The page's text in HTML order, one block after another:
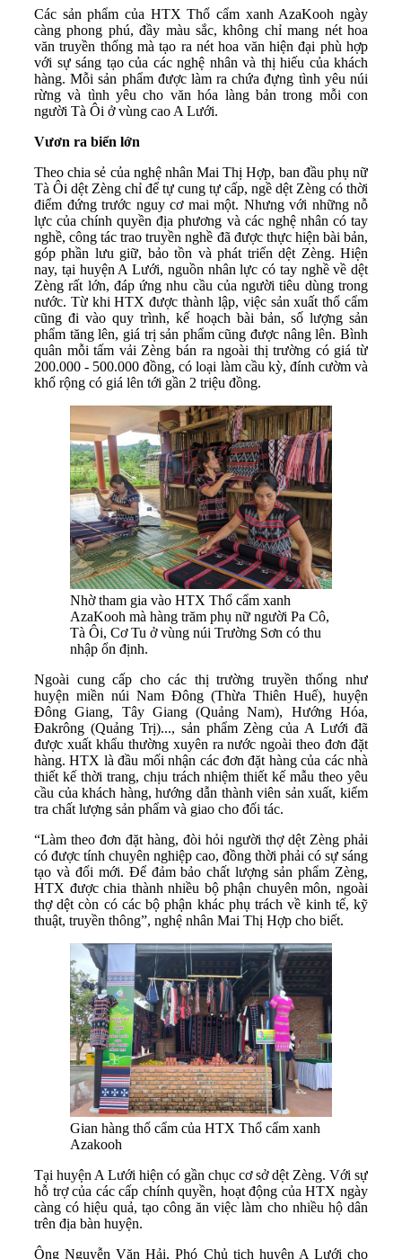
Các sản phẩm của HTX Thổ cẩm xanh AzaKooh ngày
càng phong phú, đầy màu sắc, không chỉ mang nét hoa
văn truyền thống mà tạo ra nét hoa văn hiện đại phù hợp
với sự sáng tạo của các nghệ nhân và thị hiếu của khách
hàng. Mỗi sản phẩm được làm ra chứa đựng tình yêu núi
rừng và tình yêu cho văn hóa làng bản trong mỗi con
người Tà Ôi ở vùng cao A Lưới.
Vươn ra biển lớn
Theo chia sẻ của nghệ nhân Mai Thị Hợp, ban đầu phụ nữ
Tà Ôi dệt Zèng chỉ để tự cung tự cấp, ngề dệt Zèng có thời
điểm đứng trước nguy cơ mai một. Nhưng với những nỗ
lực của chính quyền địa phương và các nghệ nhân có tay
nghề, công tác trao truyền nghề đã được thực hiện bài bản,
góp phần lưu giữ, bảo tồn và phát triển dệt Zèng. Hiện
nay, tại huyện A Lưới, nguồn nhân lực có tay nghề về dệt
Zèng rất lớn, đáp ứng nhu cầu của người tiêu dùng trong
nước. Từ khi HTX được thành lập, việc sản xuất thổ cẩm
cũng đi vào quy trình, kế hoạch bài bản, số lượng sản
phẩm tăng lên, giá trị sản phẩm cũng được nâng lên. Bình
quân mỗi tấm vải Zèng bán ra ngoài thị trường có giá từ
200.000 - 500.000 đồng, có loại làm cầu kỳ, đính cườm và
khổ rộng có giá lên tới gần 2 triệu đồng.
Nhờ tham gia vào HTX Thổ cẩm xanh
AzaKooh mà hàng trăm phụ nữ người Pa Cô,
Tà Ôi, Cơ Tu ở vùng núi Trường Sơn có thu
nhập ổn định.
Ngoài cung cấp cho các thị trường truyền thống như
huyện miền núi Nam Ðông (Thừa Thiên Huế), huyện
Ðông Giang, Tây Giang (Quảng Nam), Hướng Hóa,
Ðakrông (Quảng Trị)..., sản phẩm Zèng của A Lưới đã
được xuất khẩu thường xuyên ra nước ngoài theo đơn đặt
hàng. HTX là đầu mối nhận các đơn đặt hàng của các nhà
thiết kế thời trang, chịu trách nhiệm thiết kế mẫu theo yêu
cầu của khách hàng, hướng dẫn thành viên sản xuất, kiểm
tra chất lượng sản phẩm và giao cho đối tác.
“Làm theo đơn đặt hàng, đòi hỏi người thợ dệt Zèng phải
có được tính chuyên nghiệp cao, đồng thời phải có sự sáng
tạo và đổi mới. Để đảm bảo chất lượng sản phẩm Zèng,
HTX được chia thành nhiều bộ phận chuyên môn, ngoài
thợ dệt còn có các bộ phận khác phụ trách về kinh tế, kỹ
thuật, truyền thông”, nghệ nhân Mai Thị Hợp cho biết.
Gian hàng thổ cẩm của HTX Thổ cẩm xanh
Azakooh
Tại huyện A Lưới hiện có gần chục cơ sở dệt Zèng. Với sự
hỗ trợ của các cấp chính quyền, hoạt động của HTX ngày
càng có hiệu quả, tạo công ăn việc làm cho nhiều hộ dân
trên địa bàn huyện.
Ông Nguyễn Văn Hải, Phó Chủ tịch huyện A Lưới cho